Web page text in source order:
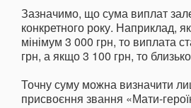
Зазначимо, що сума виплат
конкретного року. Наприклад,
мінімум 3 000 грн, то виплата
грн, а якщо 3 100 грн, то
Точну суму можна визначити
присвоєння звання «Мати-